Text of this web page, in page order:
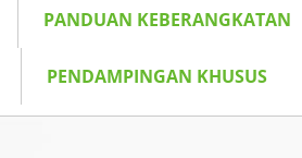
PANDUAN KEBERANGKATAN
PENDAMPINGAN KHUSUS